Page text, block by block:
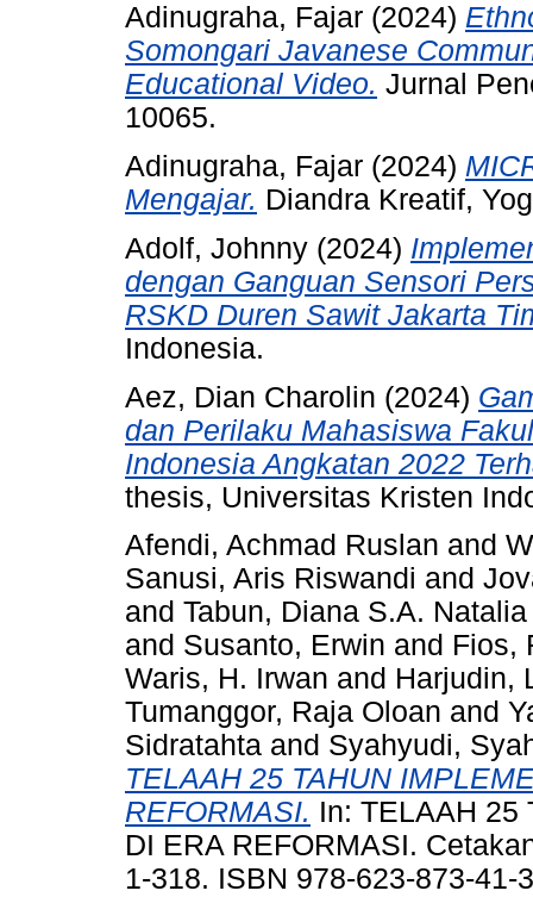
Adinugraha, Fajar (2024)
Somongari Javanese
Educational Video. Jurnal
10065.
Adinugraha, Fajar (2024)
Mengajar. Diandra Kreatif,
Adolf, Johnny (2024)
dengan Ganguan Sensori
RSKD Duren Sawit Jakarta
Indonesia.
Aez, Dian Charolin (2024)
dan Perilaku Mahasiswa
Indonesia Angkatan 2022
thesis, Universitas Kristen
Afendi, Achmad Ruslan and
Sanusi, Aris Riswandi and
and Tabun, Diana S.A. Natalia
and Susanto, Erwin and Fios,
Waris, H. Irwan and Harjudin,
Tumanggor, Raja Oloan and
Sidratahta and Syahyudi,
TELAAH 25 TAHUN
REFORMASI. In: TELAAH 25
DI ERA REFORMASI.
1-318. ISBN 978-623-873-41-3